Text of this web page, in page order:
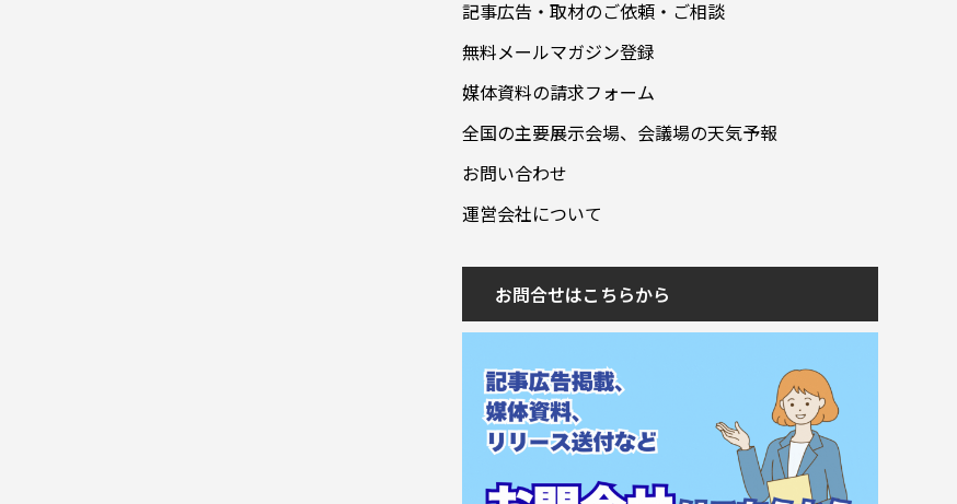
記事広告・取材のご依頼・ご相談
無料メールマガジン登録
媒体資料の請求フォーム
全国の主要展示会場、会議場の天気予報
お問い合わせ
運営会社について
お問合せはこちらから